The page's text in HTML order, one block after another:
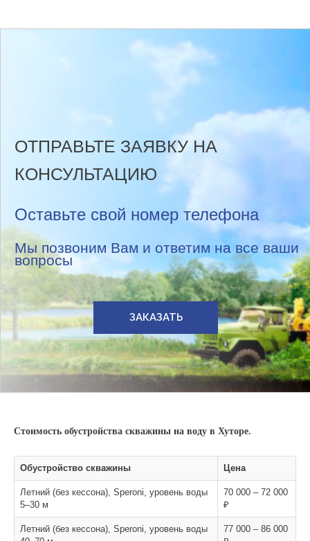
ОТПРАВЬТЕ ЗАЯВКУ НА
КОНСУЛЬТАЦИЮ
Оставьте свой номер телефона
Мы позвоним Вам и ответим на все ваши
вопросы
ЗАКАЗАТЬ
Стоимость обустройства скважины на воду в Хуторе.
Обустройство скважины Цена
Летний (без кессона), Speroni, уровень воды
5–30 м
70 000 – 72 000
₽
Летний (без кессона), Speroni, уровень воды
77 000 – 86 000